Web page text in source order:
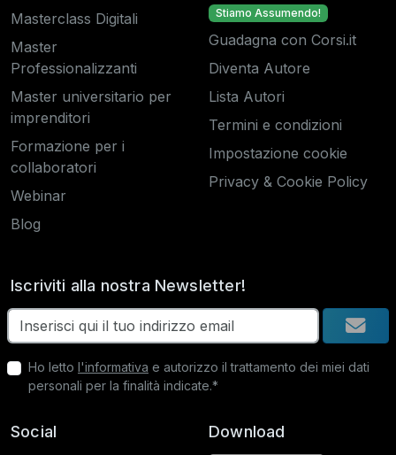
Masterclass Digitali
Master
Professionalizzanti
Master universitario per
imprenditori
Formazione per i
collaboratori
Webinar
Blog
Stiamo Assumendo!
Guadagna con Corsi.it
Diventa Autore
Lista Autori
Termini e condizioni
Impostazione cookie
Privacy & Cookie Policy
Iscriviti alla nostra Newsletter!
Ho letto l'informativa e autorizzo il trattamento dei miei dati
personali per la finalità indicate.*
Social Download